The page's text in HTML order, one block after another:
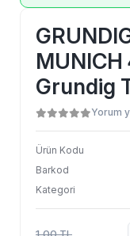
MUNICH
Grundig
Yorum
Ürün Kodu
Barkod
Kategori